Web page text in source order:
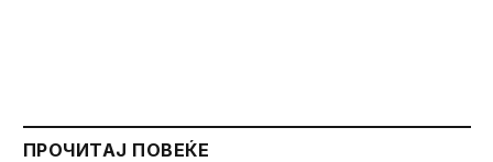
ПРОЧИТАЈ ПОВЕЌЕ